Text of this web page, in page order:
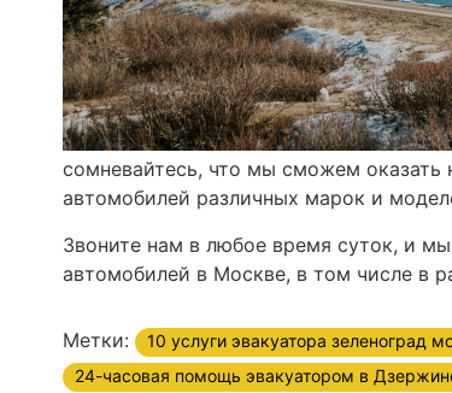
сомневайтесь, что мы сможем
автомобилей различных марок и
Звоните нам в любое время суток, и
автомобилей в Москве, в том числе в
Метки: 10 услуги эвакуатора зеленоград
24-часовая помощь эвакуатором в